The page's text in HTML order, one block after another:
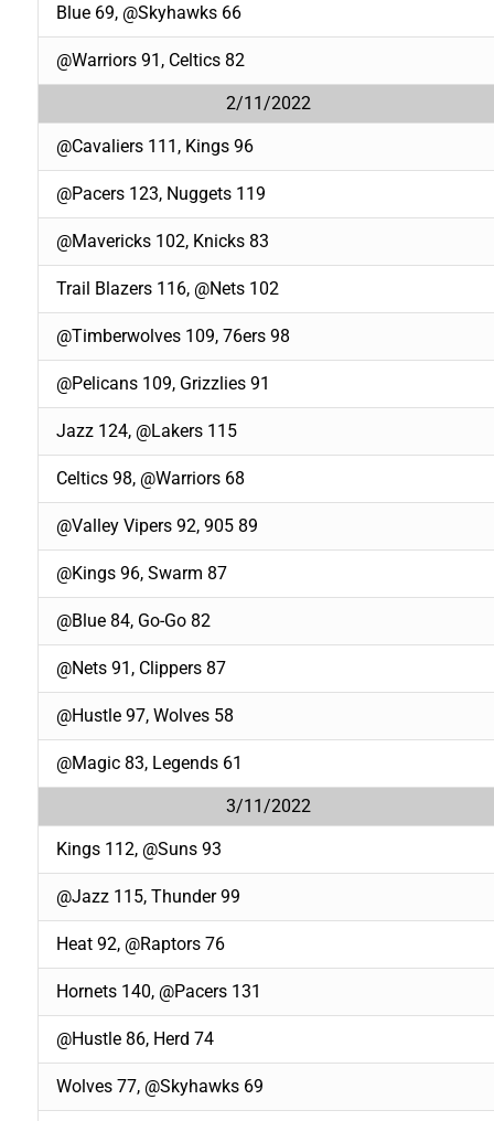
Blue 69, @Skyhawks 66
@Warriors 91, Celtics 82
2/11/2022
@Cavaliers 111, Kings 96
@Pacers 123, Nuggets 119
@Mavericks 102, Knicks 83
Trail Blazers 116, @Nets 102
@Timberwolves 109, 76ers 98
@Pelicans 109, Grizzlies 91
Jazz 124, @Lakers 115
Celtics 98, @Warriors 68
@Valley Vipers 92, 905 89
@Kings 96, Swarm 87
@Blue 84, Go-Go 82
@Nets 91, Clippers 87
@Hustle 97, Wolves 58
@Magic 83, Legends 61
3/11/2022
Kings 112, @Suns 93
@Jazz 115, Thunder 99
Heat 92, @Raptors 76
Hornets 140, @Pacers 131
@Hustle 86, Herd 74
Wolves 77, @Skyhawks 69